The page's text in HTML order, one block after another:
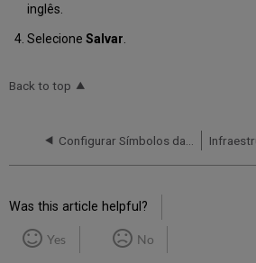
inglês.
Selecione Salvar
Back to top
Was this article helpful?
Yes No